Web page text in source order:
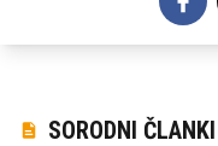
SORODNI ČLANKI